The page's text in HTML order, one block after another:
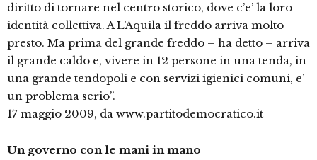
diritto di tornare nel centro storico, dove c’e’ la loro
identità collettiva. A L’Aquila il freddo arriva molto
presto. Ma prima del grande freddo – ha detto – arriva
il grande caldo e, vivere in 12 persone in una tenda, in
una grande tendopoli e con servizi igienici comuni, e’
un problema serio”.
17 maggio 2009, da www.partitodemocratico.it
Un governo con le mani in mano